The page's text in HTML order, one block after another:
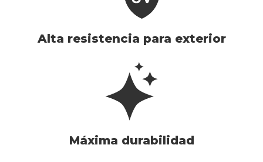
Alta resistencia para exterior
Máxima durabilidad